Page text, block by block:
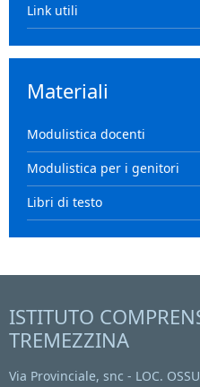
Link utili
Materiali
Modulistica docenti
Modulistica per i genitori
Libri di testo
ISTITUTO
TREMEZZINA
Via Provinciale, snc - LOC.